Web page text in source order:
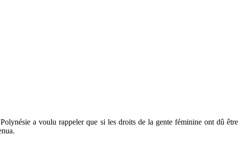
a voulu rappeler que si les droits de la gente féminine ont dû être